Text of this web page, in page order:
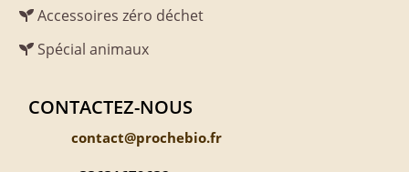
Accessoires zéro déchet
Spécial animaux
CONTACTEZ-NOUS
contact@prochebio.fr